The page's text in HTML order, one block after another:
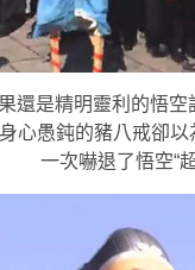
還是精明靈利的悟
心愚鈍的豬八戒卻
一次嚇退了悟空“